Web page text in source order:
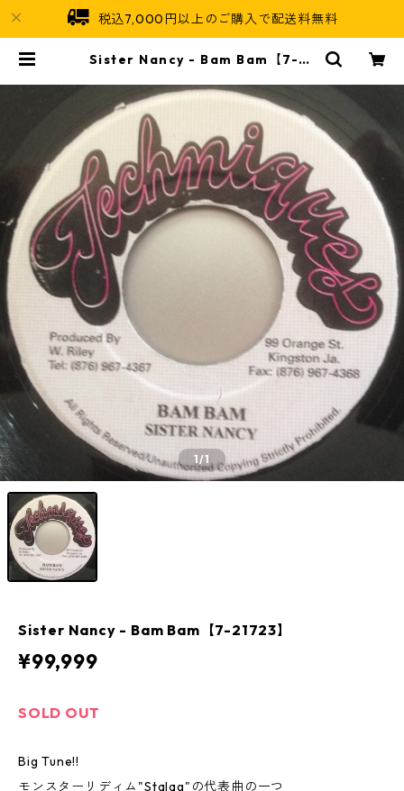
税込7,000円以上のご購入で配送料無料
Sister Nancy - Bam Bam【7-21
1/1
Sister Nancy - Bam Bam【7-21723】
¥99,999
SOLD OUT
Big Tune!!
モンスターリディム"Stalag"の代表曲の一つ